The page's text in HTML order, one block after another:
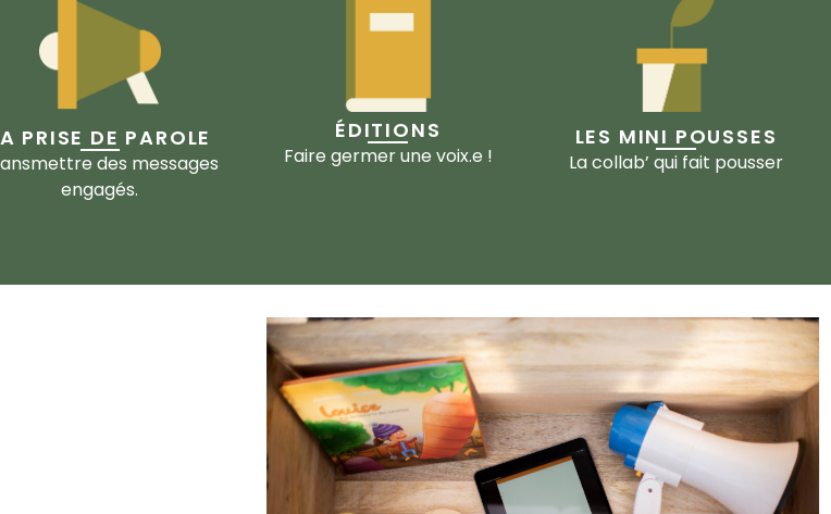
PRISE DE PAROLE
des messages
engagés.
ÉDITIONS
Faire germer une voix.e !
LES MINI POUSSES
La collab’ qui fait pousser